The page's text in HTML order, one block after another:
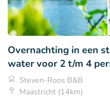
Overnachting in een
water voor 2 t/m 4
Steven-Roos B&B
Maastricht (14km)